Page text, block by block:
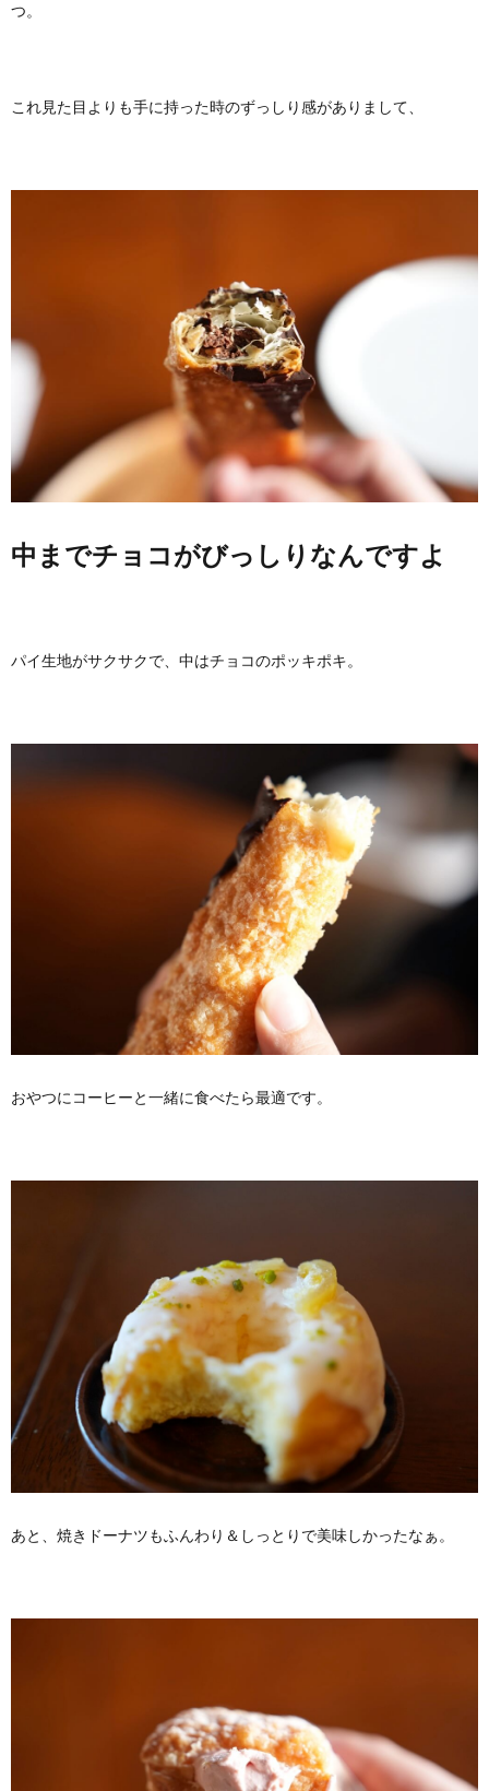
つ。
これ見た目よりも手に持った時のずっしり感がありまして、
中までチョコがびっしりなんですよ
パイ生地がサクサクで、中はチョコのポッキポキ。
おやつにコーヒーと一緒に食べたら最適です。
あと、焼きドーナツもふんわり＆しっとりで美味しかったなぁ。